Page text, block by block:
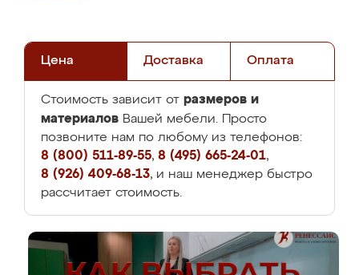
Цена Доставка Оплата
Стоимость зависит от размеров и
материалов Вашей мебели. Просто
позвоните нам по любому из телефонов:
8 (800) 511-89-55, 8 (495) 665-24-01,
8 (926) 409-68-13, и наш менеджер быстро
рассчитает стоимость.